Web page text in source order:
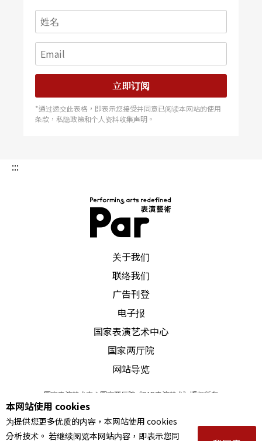
立即订阅
*通过递交此表格，即表示您接受并同意已阅读本网站的使用
条款，私隐政策和个人资料收集声明。
:::
关于我们
联络我们
广告刊登
电子报
国家表演艺术中心
国家两厅院
网站导览
国家表演艺术中心国家两厅院《PAR表演艺术》版权所有
© 2022Performing arts redefined. All Rights Reserved
统一编号 Tax Id number 00973926
本站所提供相关演出资讯，如有异动应以主办单位公告为准。
本网站使用 cookies
为提供您更多优质的内容，本网站使用 cookies
分析技术。 若继续阅览本网站内容，即表示您同